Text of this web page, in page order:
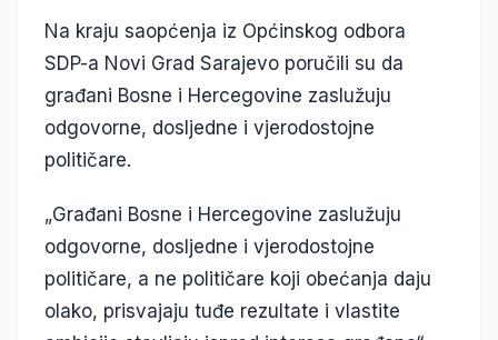
Na kraju saopćenja iz Općinskog odbora
SDP-a Novi Grad Sarajevo poručili su da
građani Bosne i Hercegovine zaslužuju
odgovorne, dosljedne i vjerodostojne
političare.
„Građani Bosne i Hercegovine zaslužuju
odgovorne, dosljedne i vjerodostojne
političare, a ne političare koji obećanja daju
olako, prisvajaju tuđe rezultate i vlastite